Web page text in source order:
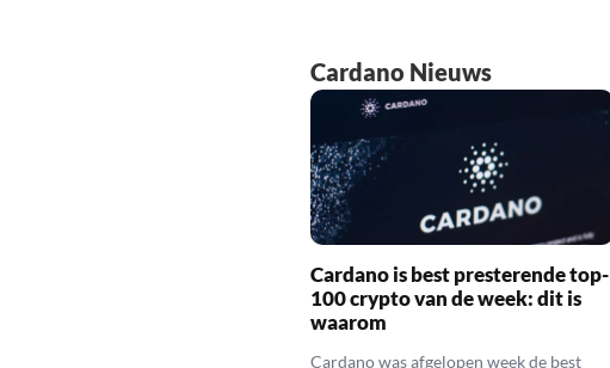
Cardano Nieuws
Cardano is best presterende top-
100 crypto van de week: dit is
waarom
Cardano was afgelopen week de best